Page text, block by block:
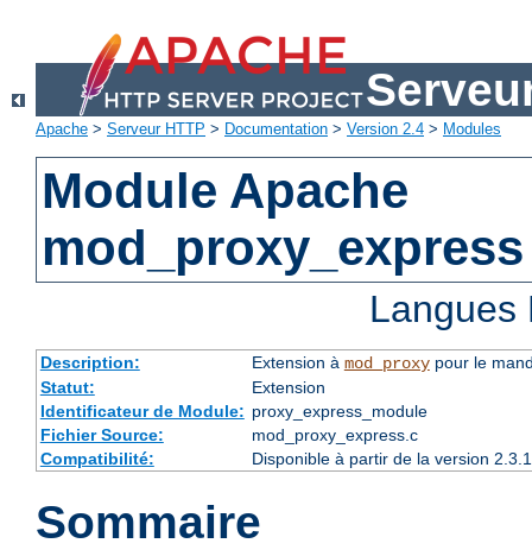
Apache > Serveur HTTP > Documentation > Version 2.4 > Modules
Module Apache
mod_proxy_express
Description: Extension à mod_proxypour le
Statut:
Extension
Identificateur de Module: proxy_express_module
Fichier Source:
mod_proxy_express.c
Compatibilité:
Disponible à partir de la version
Sommaire